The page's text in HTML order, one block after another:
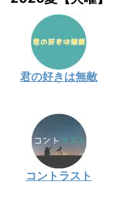
君の好きは無敵
コントラスト